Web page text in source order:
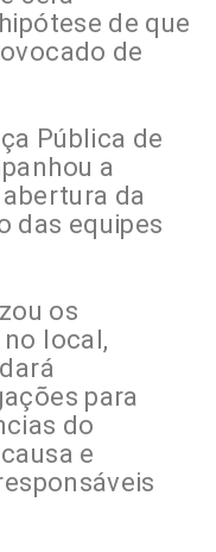
de que
de
Pública de
a
da
das equipes
os
local,
para
do
e